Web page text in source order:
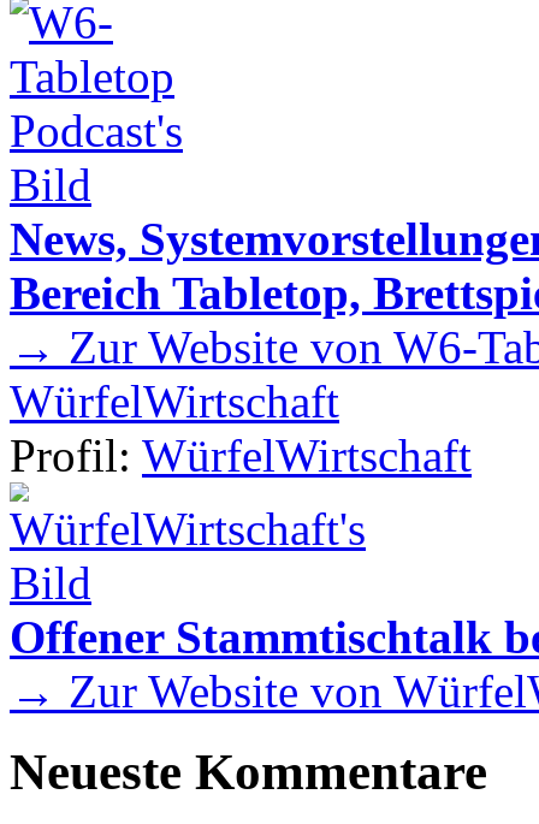
News,
Bereich Tabletop,
→ Zur Website von W6-
WürfelWirtschaft
Profil: WürfelWirtschaft
Offener Stammtischtalk
→ Zur Website von
Neueste Kommentare